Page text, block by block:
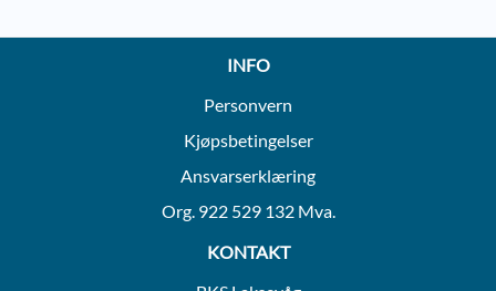
INFO
Personvern
Kjøpsbetingelser
Ansvarserklæring
Org. 922 529 132 Mva.
KONTAKT